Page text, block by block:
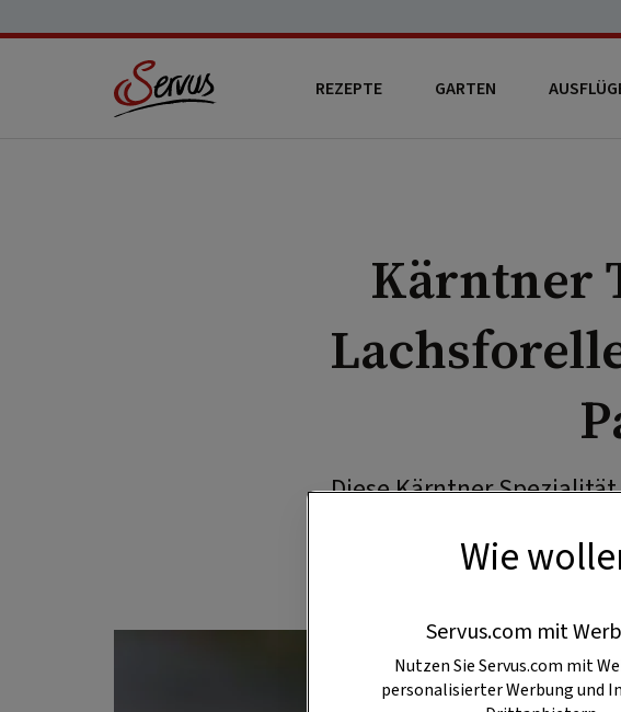
REZEPTE GARTEN
Kärntner
Diese Kärntner
sollte auch eine
Wie
Servus.com mit
Nutzen Sie Servus.com mit
personalisierter Werbung und